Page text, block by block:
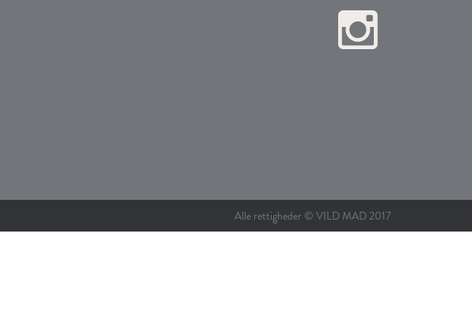
Alle rettigheder © VILD MAD 2017